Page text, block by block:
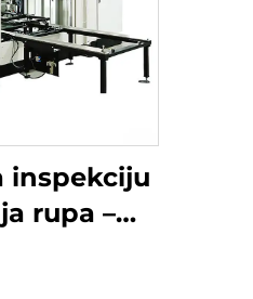
inspekciju
rupa –